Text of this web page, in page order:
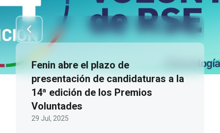
Fenin abre el plazo de
presentación de candidaturas a la
14ª edición de los Premios
Voluntades
29 Jul, 2025